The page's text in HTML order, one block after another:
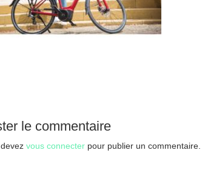
le commentaire
devezvous connecter pour publier un commentaire.